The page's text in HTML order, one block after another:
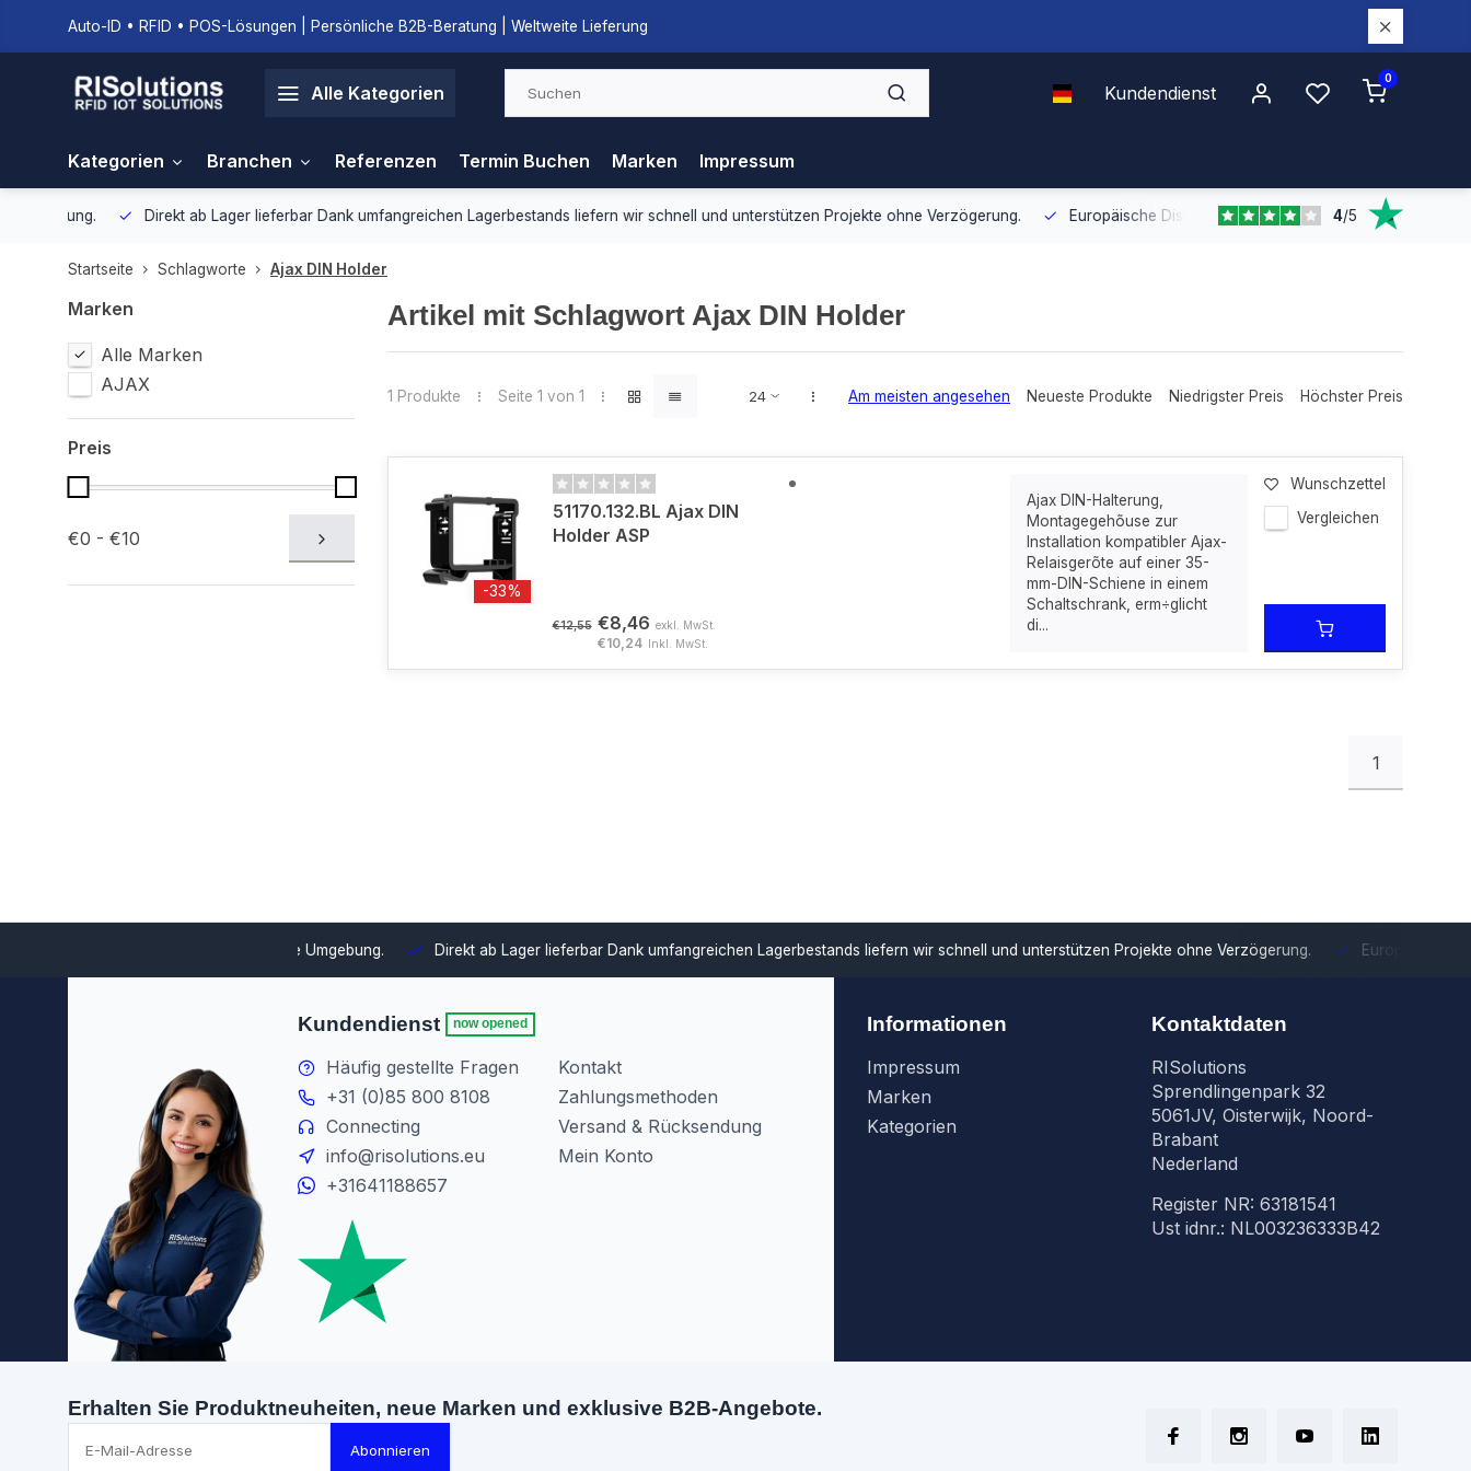
Auto-ID • RFID • POS-Lösungen | Persönliche B2B-Beratung | Weltweite Lieferung
Alle Kategorien Kundendienst
0
Kategorien Branchen Referenzen Termin Buchen Marken Impressum
Direkt ab Lager lieferbarDank umfangreichen Lagerbestands liefern wir schnell und unterstützen Projekte ohne Verzögerung. Europäische Distribution Mit unserer europaweiten Abdeckung
4/5
Startseite Schlagworte Ajax DIN Holder
Marken
Alle Marken
AJAX
Preis
€0 - €10
Artikel mit Schlagwort Ajax DIN Holder
1 Produkte Seite 1 von 1 Am meisten angesehen Neueste Produkte Niedrigster Preis Höchster Preis
-33%
51170.132.BL Ajax DIN
Holder ASP
€12,55 €8,46 exkl. MwSt.
€10,24 Inkl. MwSt.
Ajax DIN-Halterung,
Montagegehõuse zur
Installation kompatibler Ajax-
Relaisgerõte auf einer 35-
mm-DIN-Schiene in einem
Schaltschrank, erm÷glicht
di...
Wunschzettel
Vergleichen
1
Direkt ab Lager lieferbar Dank umfangreichen Lagerbestands liefern wir schnell und unterstützen Projekte ohne Verzögerung. Europäische Distribution
Kundendienst now opened
Häufig gestellte Fragen
+31 (0)85 800 8108
Connecting
info@risolutions.eu
+31641188657
Kontakt
Zahlungsmethoden
Versand & Rücksendung
Mein Konto
Informationen
Impressum
Marken
Kategorien
Kontaktdaten
RISolutions
Sprendlingenpark 32
5061JV, Oisterwijk, Noord-
Brabant
Nederland
Register NR: 63181541
Ust idnr.: NL003236333B42
Erhalten Sie Produktneuheiten, neue Marken und exklusive B2B-Angebote.
Abonnieren